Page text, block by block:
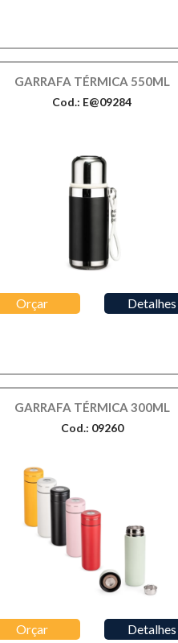
GARRAFA TÉRMICA 550ML
Cod.: E@09284
Orçar Detalhes
GARRAFA TÉRMICA 300ML
Cod.: 09260
Orçar Detalhes